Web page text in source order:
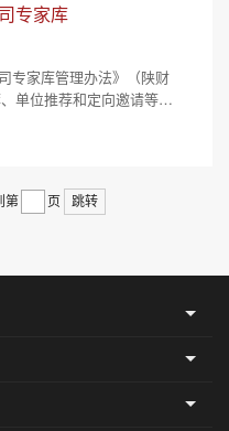
专家库
专家库管理办法》（陕财
单位推荐和定向邀请等方
专家库，现将有关事项
《陕西省财政厅关于成
项审核小组及陕财投公司
司对专家库实行动态
第 页 跳转